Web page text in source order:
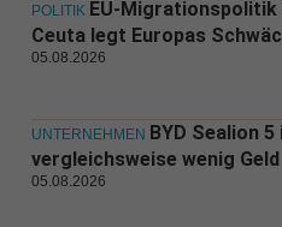
POLITIK EU-
Ceuta legt Europas
05.08.2026
UNTERNEHMEN BYD Sealion
vergleichsweise wenig Geld
05.08.2026